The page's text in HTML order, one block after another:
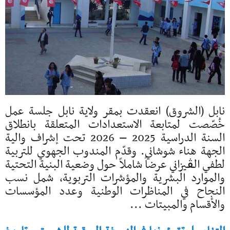
نابل (الشروق) انعقدت بمقر ولاية نابل جلسة عمل
خُصّصت لمتابعة الاستعدادات المتعلقة بانطلاق
السنة الدراسية 2025 – 2026 تحت إشراف والية
الجهة هناء شوشاني. وقدّم المندوب الجهوي للتربية
لطفي الڨيزاني عرضاً شاملاً حول وضعية البنية التحتية
والموارد البشرية والمؤشرات التربوية، شمل نسب
النجاح في المناظرات الوطنية وعدد المؤسسات
والأقسام والمبيتات ...